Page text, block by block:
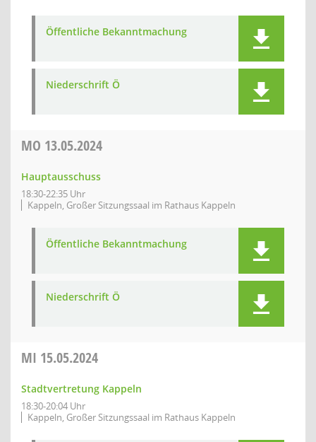
Öffentliche Bekanntmachung
Niederschrift Ö
MO 13.05.2024
Hauptausschuss
18:30-22:35 Uhr
Kappeln, Großer Sitzungssaal im Rathaus Kappeln
Öffentliche Bekanntmachung
Niederschrift Ö
MI 15.05.2024
Stadtvertretung Kappeln
18:30-20:04 Uhr
Kappeln, Großer Sitzungssaal im Rathaus Kappeln